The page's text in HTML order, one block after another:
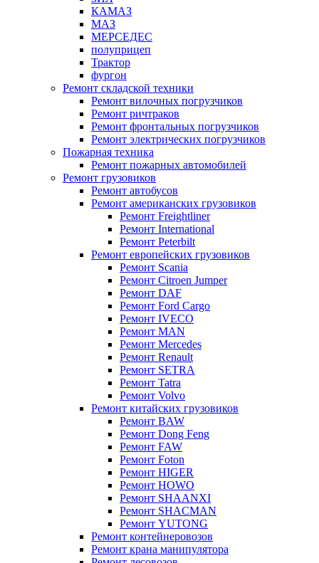
КАМАЗ
МАЗ
МЕРСЕДЕС
полуприцеп
Трактор
фургон
Ремонт складской техники
Ремонт вилочных погрузчиков
Ремонт ричтраков
Ремонт фронтальных погрузчиков
Ремонт электрических погрузчиков
Пожарная техника
Ремонт пожарных автомобилей
Ремонт грузовиков
Ремонт автобусов
Ремонт американских грузовиков
Ремонт Freightliner
Ремонт International
Ремонт Peterbilt
Ремонт европейских грузовиков
Ремонт Scania
Ремонт Citroen Jumper
Ремонт DAF
Ремонт Ford Cargo
Ремонт IVECO
Ремонт MAN
Ремонт Mercedes
Ремонт Renault
Ремонт SETRA
Ремонт Tatra
Ремонт Volvo
Ремонт китайских грузовиков
Ремонт BAW
Ремонт Dong Feng
Ремонт FAW
Ремонт Foton
Ремонт HIGER
Ремонт HOWO
Ремонт SHAANXI
Ремонт SHACMAN
Ремонт YUTONG
Ремонт контейнеровозов
Ремонт крана манипулятора